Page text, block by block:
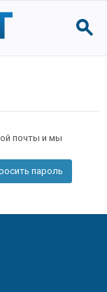
почты и мы
пароль